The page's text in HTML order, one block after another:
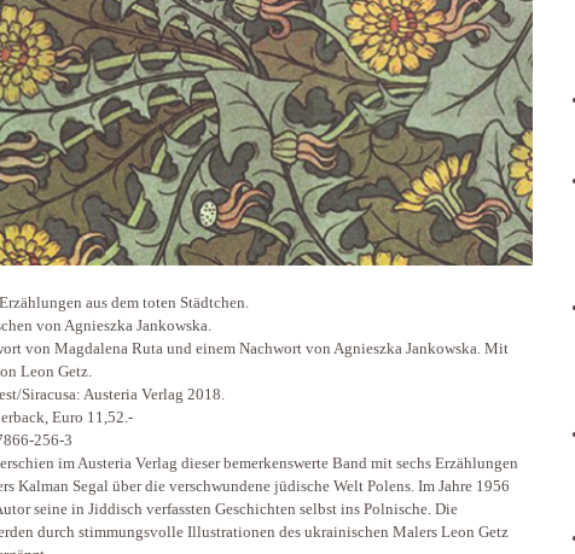
aus dem toten Städtchen.
von Agnieszka Jankowska.
von Magdalena Ruta und einem Nachwort von Agnieszka Jankowska. Mit
Leon Getz.
Siracusa: Austeria Verlag 2018.
Euro 11,52.-
256-3
im Austeria Verlag dieser bemerkenswerte Band mit sechs Erzählungen
Kalman Segal über die verschwundene jüdische Welt Polens. Im Jahre 1956
seine in Jiddisch verfassten Geschichten selbst ins Polnische. Die
durch stimmungsvolle Illustrationen des ukrainischen Malers Leon Getz